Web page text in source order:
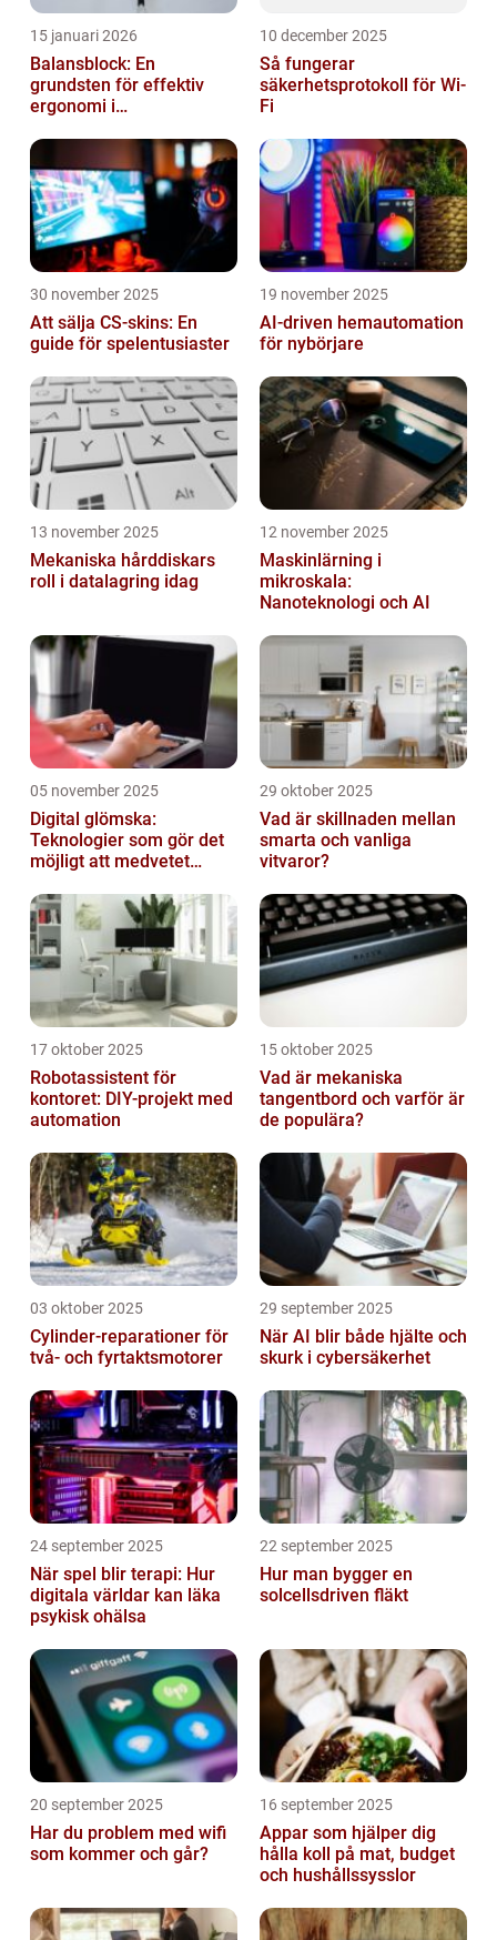
15 januari 2026
Balansblock: En
grundsten för effektiv
ergonomi i
10 december 2025
Så fungerar
säkerhetsprotokoll för Wi-
Fi
30 november 2025
Att sälja CS-skins: En
guide för spelentusiaster
19 november 2025
AI-driven hemautomation
för nybörjare
13 november 2025
Mekaniska hårddiskars
roll i datalagring idag
12 november 2025
Maskinlärning i
mikroskala:
Nanoteknologi och AI
05 november 2025
Digital glömska:
Teknologier som gör det
möjligt att medvetet
29 oktober 2025
Vad är skillnaden mellan
smarta och vanliga
vitvaror?
17 oktober 2025
Robotassistent för
kontoret: DIY-projekt med
automation
15 oktober 2025
Vad är mekaniska
tangentbord och varför är
de populära?
03 oktober 2025
Cylinder-reparationer för
två- och fyrtaktsmotorer
29 september 2025
När AI blir både hjälte och
skurk i cybersäkerhet
24 september 2025
När spel blir terapi: Hur
digitala världar kan läka
psykisk ohälsa
22 september 2025
Hur man bygger en
solcellsdriven fläkt
20 september 2025
Har du problem med wifi
som kommer och går?
16 september 2025
Appar som hjälper dig
hålla koll på mat, budget
och hushållssysslor